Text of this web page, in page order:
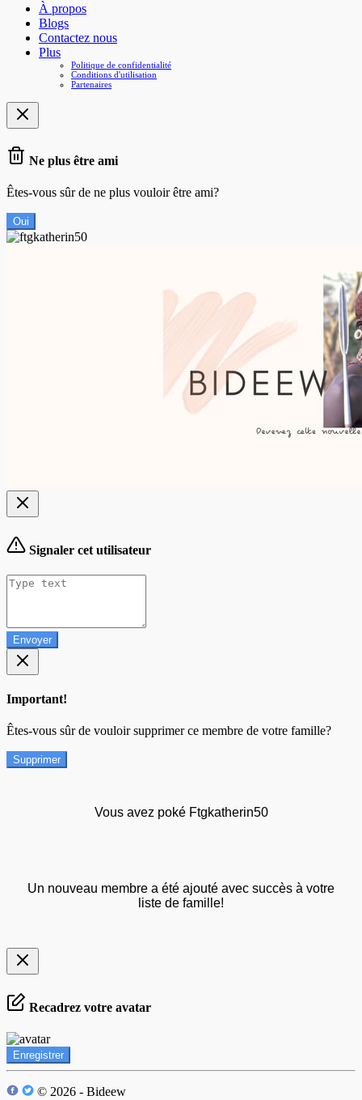
À propos
Blogs
Contactez nous
Plus
Politique de confidentialité
Conditions d'utilisation
Partenaires
Ne plus être ami
Êtes-vous sûr de ne plus vouloir être ami?
Oui
Signaler cet utilisateur
Envoyer
Important!
Êtes-vous sûr de vouloir supprimer ce membre de votre famille?
Supprimer
Vous avez poké Ftgkatherin50
Un nouveau membre a été ajouté avec succès à votre
liste de famille!
Recadrez votre avatar
Enregistrer
© 2026 - Bideew